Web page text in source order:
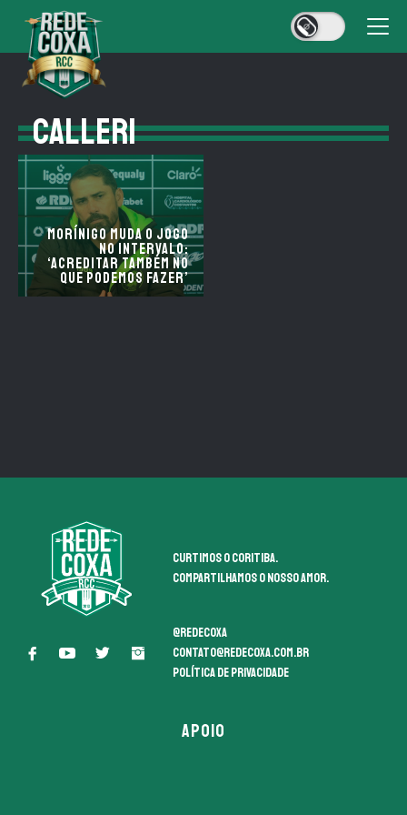
CALLERI
Morínigo muda o jogo
no intervalo:
‘acreditar também no
que podemos fazer’
Curtimos o coritiba.
Compartilhamos o nosso amor.
@redecoxa
contato@redecoxa.com.br
Política de Privacidade
APOIO